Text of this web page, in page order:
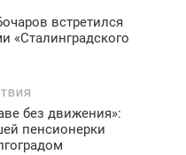
встретился
«Сталинградского
без движения»:
пенсионерки